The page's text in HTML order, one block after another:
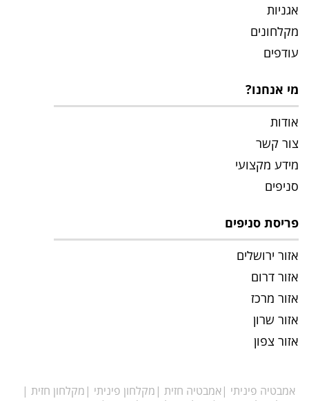
אגניות
מקלחונים
עודפים
מי אנחנו?
אודות
צור קשר
מידע מקצועי
סניפים
פריסת סניפים
אזור ירושלים
אזור דרום
אזור מרכז
אזור שרון
אזור צפון
אמבטיה פיניתי אמבטיה חזית מקלחון פיניתי מקלחון חזית